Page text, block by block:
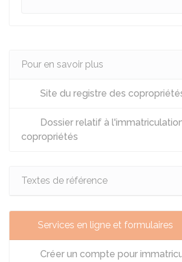
Pour en savoir plus
Site du registre des
Dossier relatif à
copropriétés
Textes de référence
Services en ligne et formulaires
Créer un compte pour